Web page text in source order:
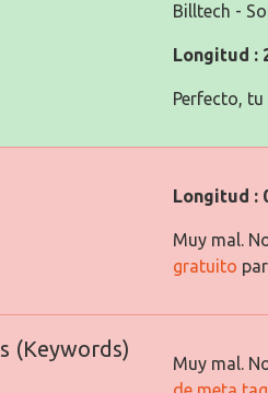
Billtech -
Longitud :
Perfecto,
Longitud :
Muy mal.
gratuito
(Keywords)
Muy mal.